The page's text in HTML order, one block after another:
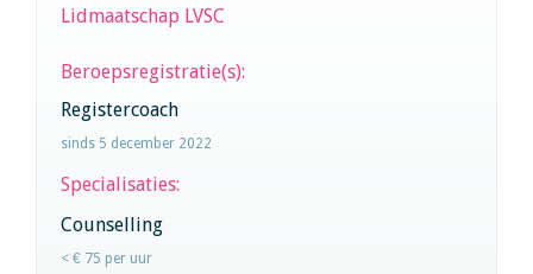
Lidmaatschap LVSC
Beroepsregistratie(s):
Registercoach
sinds 5 december 2022
Specialisaties:
Counselling
< € 75 per uur